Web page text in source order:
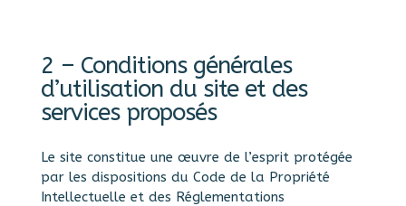
2 – Conditions générales
d’utilisation du site et des
services proposés
Le site constitue une œuvre de l’esprit protégée
par les dispositions du Code de la Propriété
Intellectuelle et des Réglementations